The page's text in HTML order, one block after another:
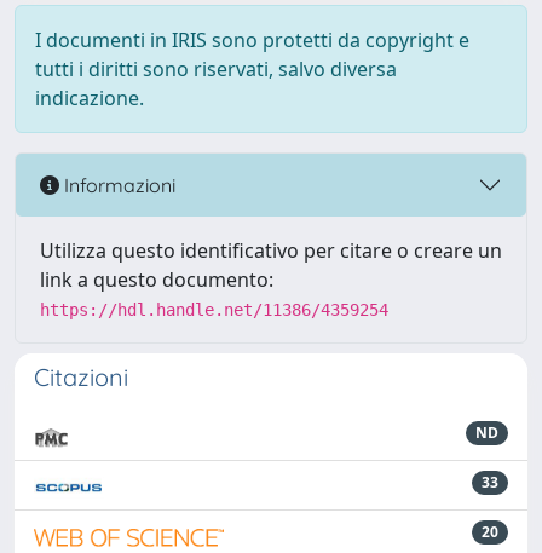
I documenti in IRIS sono protetti da copyright e
tutti i diritti sono riservati, salvo diversa
indicazione.
Informazioni
Utilizza questo identificativo per citare o creare un
link a questo documento:
https://hdl.handle.net/11386/4359254
Citazioni
ND
33
20